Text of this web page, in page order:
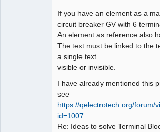
If you have an element as a
circuit breaker GV with 6
An element as reference also
The text must be linked to the
a single text.
visible or invisible.
I have already mentioned this
see
https://qelectrotech.org/forum/
id=1007
Re: Ideas to solve Terminal